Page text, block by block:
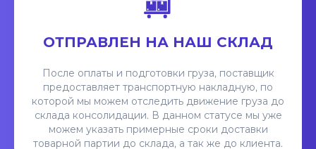
ОТПРАВЛЕН НА НАШ СКЛАД
После оплаты и подготовки груза, поставщик
предоставляет транспортную накладную, по
которой мы можем отследить движение груза до
склада консолидации. В данном статусе мы уже
можем указать примерные сроки доставки
товарной партии до склада, а так же до клиента.